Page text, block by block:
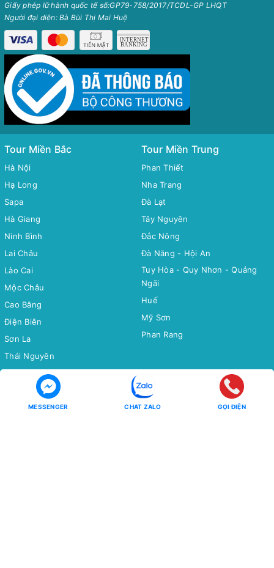
Giấy phép lữ hành quốc tế số:GP79-758/2017/TCDL-GP LHQT
Người đại diện: Bà Bùi Thị Mai Huệ
Tour Miền Bắc
Hà Nội
Hạ Long
Sapa
Hà Giang
Ninh Bình
Lai Châu
Lào Cai
Mộc Châu
Cao Bằng
Điện Biên
Sơn La
Thái Nguyên
Tour Miền Trung
Phan Thiết
Nha Trang
Đà Lạt
Tây Nguyên
Đắc Nông
Đà Năng - Hội An
Tuy Hòa - Quy Nhơn - Quảng
Ngãi
Huế
Mỹ Sơn
Phan Rang
Tour Miền Nam Tour Quốc tế
MESSENGER CHAT ZALO GỌI ĐIỆN